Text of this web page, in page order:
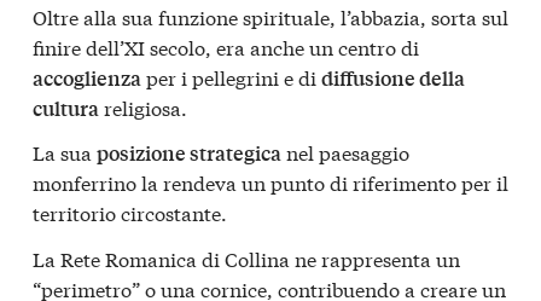
Oltre alla sua funzione spirituale, l’abbazia, sorta sul
finire dell’XI secolo, era anche un centro di
accoglienzaper i pellegrini e di diffusione della
culturareligiosa.
La sua posizione strategicanel paesaggio
monferrino la rendeva un punto di riferimento per il
territorio circostante.
La Rete Romanica di Collina ne rappresenta un
“perimetro” o una cornice, contribuendo a creare un